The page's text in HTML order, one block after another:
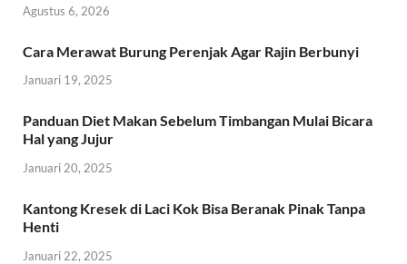
Agustus 6, 2026
Cara Merawat Burung Perenjak Agar Rajin Berbunyi
Januari 19, 2025
Panduan Diet Makan Sebelum Timbangan Mulai Bicara
Hal yang Jujur
Januari 20, 2025
Kantong Kresek di Laci Kok Bisa Beranak Pinak Tanpa
Henti
Januari 22, 2025